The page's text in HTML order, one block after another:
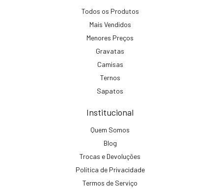
Todos os Produtos
Mais Vendidos
Menores Preços
Gravatas
Camisas
Ternos
Sapatos
Institucional
Quem Somos
Blog
Trocas e Devoluções
Política de Privacidade
Termos de Serviço